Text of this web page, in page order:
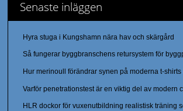
Senaste inläggen
Hyra stuga i Kungshamn nära hav och skärgård
Så fungerar byggbranschens retursystem för
Hur merinoull förändrar synen på moderna t-shirts
Varför penetrationstest är en viktig del av modern
HLR dockor för vuxenutbildning realistisk träning